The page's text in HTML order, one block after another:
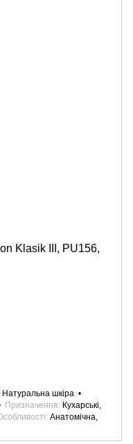
Klasik III, PU156,
Натуральна шкіра
Призначення
Кухарські,
Анатомічна,